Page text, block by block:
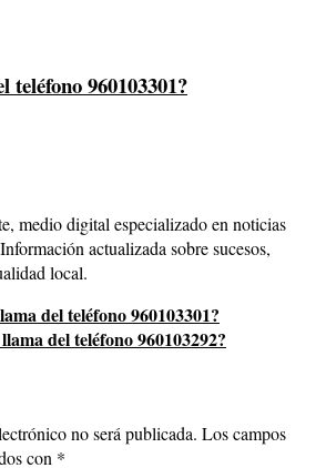
teléfono 960103301?
medio digital especializado en noticias
actualizada sobre sucesos,
local.
del teléfono 960103301?
del teléfono 960103292?
no será publicada. Los campos
con *